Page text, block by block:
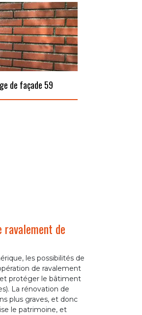
de façade 59
ravalement de
les possibilités de
de ravalement
et protéger le bâtiment
La rénovation de
plus graves, et donc
le patrimoine, et